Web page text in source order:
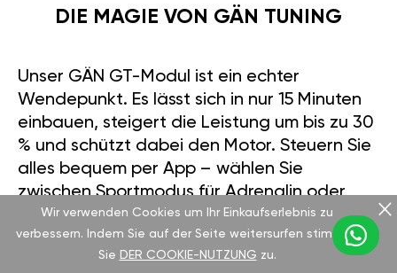
DIE MAGIE VON GÄN TUNING
Unser GÄN GT-Modul ist ein echter
Wendepunkt. Es lässt sich in nur 15 Minuten
einbauen, steigert die Leistung um bis zu 30
% und schützt dabei den Motor. Steuern Sie
alles bequem per App – wählen Sie
zwischen Sportmodus für Adrenalin oder
Eco-Modus für Sparsamkeit. Dazu bieten wir
eine 2-Jahres-Garantie bis zu 5.000 € und
eine 50-Tage-Testphase. Überzeugt?
Wir verwenden Cookies um Ihr Einkaufserlebnis zu
verbessern. Indem Sie auf der Seite weitersurfen stimmen
Sie DER COOKIE-NUTZUNG zu.